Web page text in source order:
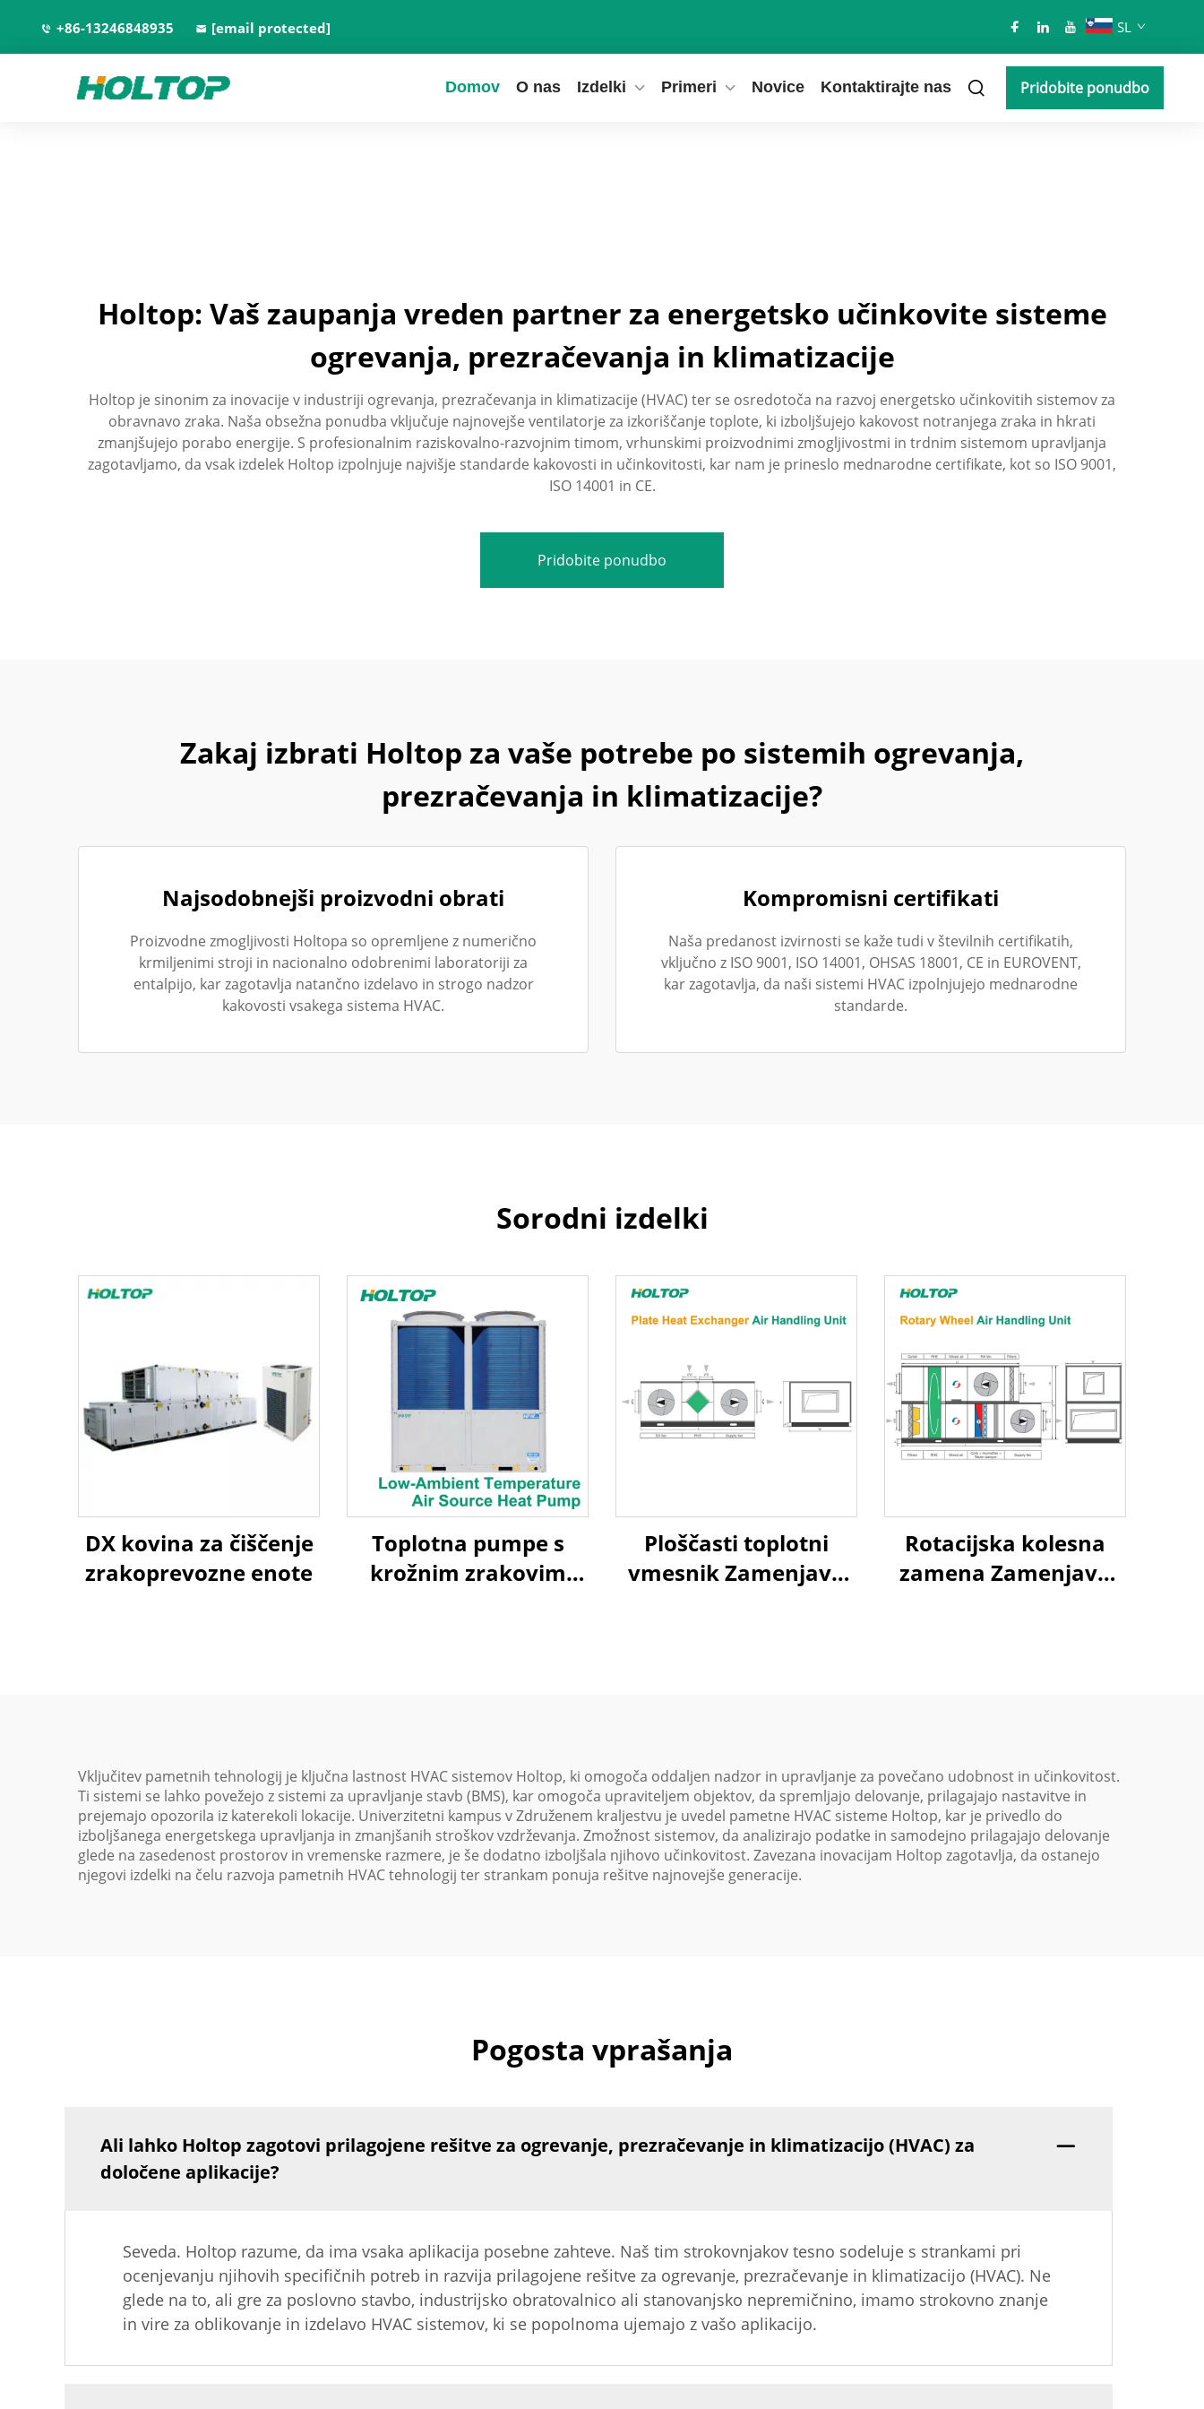
+86-13246848935 [email protected] SL
Domov O nas Izdelki Primeri Novice Kontaktirajte nas Pridobite ponudbo
Holtop: Vaš zaupanja vreden partner za energetsko učinkovite sisteme
ogrevanja, prezračevanja in klimatizacije
Holtop je sinonim za inovacije v industriji ogrevanja, prezračevanja in klimatizacije (HVAC) ter se osredotoča na razvoj energetsko učinkovitih sistemov za
obravnavo zraka. Naša obsežna ponudba vključuje najnovejše ventilatorje za izkoriščanje toplote, ki izboljšujejo kakovost notranjega zraka in hkrati
zmanjšujejo porabo energije. S profesionalnim raziskovalno-razvojnim timom, vrhunskimi proizvodnimi zmogljivostmi in trdnim sistemom upravljanja
zagotavljamo, da vsak izdelek Holtop izpolnjuje najvišje standarde kakovosti in učinkovitosti, kar nam je prineslo mednarodne certifikate, kot so ISO 9001,
ISO 14001 in CE.
Pridobite ponudbo
Zakaj izbrati Holtop za vaše potrebe po sistemih ogrevanja,
prezračevanja in klimatizacije?
Najsodobnejši proizvodni obrati
Proizvodne zmogljivosti Holtopa so opremljene z numerično
krmiljenimi stroji in nacionalno odobrenimi laboratoriji za
entalpijo, kar zagotavlja natančno izdelavo in strogo nadzor
kakovosti vsakega sistema HVAC.
Kompromisni certifikati
Naša predanost izvirnosti se kaže tudi v številnih certifikatih,
vključno z ISO 9001, ISO 14001, OHSAS 18001, CE in EUROVENT,
kar zagotavlja, da naši sistemi HVAC izpolnjujejo mednarodne
standarde.
Sorodni izdelki
DX kovina za čiščenje
zrakoprevozne enote
Toplotna pumpe s
krožnim zrakovim
Ploščasti toplotni
vmesnik Zamenjava
Rotacijska kolesna
zamena Zamenjava
Vključitev pametnih tehnologij je ključna lastnost HVAC sistemov Holtop, ki omogoča oddaljen nadzor in upravljanje za povečano udobnost in učinkovitost.
Ti sistemi se lahko povežejo z sistemi za upravljanje stavb (BMS), kar omogoča upraviteljem objektov, da spremljajo delovanje, prilagajajo nastavitve in
prejemajo opozorila iz katerekoli lokacije. Univerzitetni kampus v Združenem kraljestvu je uvedel pametne HVAC sisteme Holtop, kar je privedlo do
izboljšanega energetskega upravljanja in zmanjšanih stroškov vzdrževanja. Zmožnost sistemov, da analizirajo podatke in samodejno prilagajajo delovanje
glede na zasedenost prostorov in vremenske razmere, je še dodatno izboljšala njihovo učinkovitost. Zavezana inovacijam Holtop zagotavlja, da ostanejo
njegovi izdelki na čelu razvoja pametnih HVAC tehnologij ter strankam ponuja rešitve najnovejše generacije.
Pogosta vprašanja
Ali lahko Holtop zagotovi prilagojene rešitve za ogrevanje, prezračevanje in klimatizacijo (HVAC) za
določene aplikacije?
Seveda. Holtop razume, da ima vsaka aplikacija posebne zahteve. Naš tim strokovnjakov tesno sodeluje s strankami pri
ocenjevanju njihovih specifičnih potreb in razvija prilagojene rešitve za ogrevanje, prezračevanje in klimatizacijo (HVAC). Ne
glede na to, ali gre za poslovno stavbo, industrijsko obratovalnico ali stanovanjsko nepremičnino, imamo strokovno znanje
in vire za oblikovanje in izdelavo HVAC sistemov, ki se popolnoma ujemajo z vašo aplikacijo.